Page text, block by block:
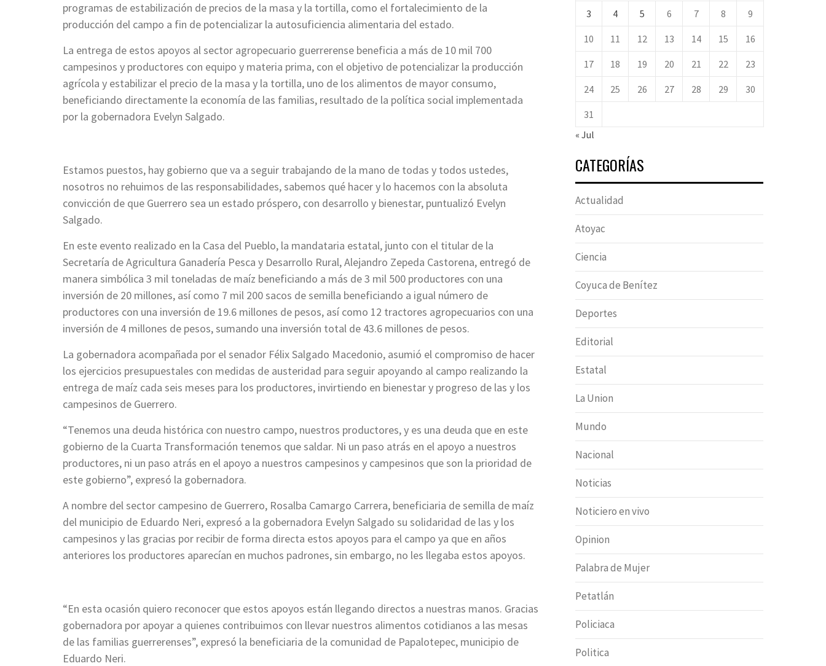
programas de estabilización de precios de la masa y la tortilla, como el fortalecimiento de la
producción del campo a fin de potencializar la autosuficiencia alimentaria del estado.
La entrega de estos apoyos al sector agropecuario guerrerense beneficia a más de 10 mil 700
campesinos y productores con equipo y materia prima, con el objetivo de potencializar la producción
agrícola y estabilizar el precio de la masa y la tortilla, uno de los alimentos de mayor consumo,
beneficiando directamente la economía de las familias, resultado de la política social implementada
por la gobernadora Evelyn Salgado.
Estamos puestos, hay gobierno que va a seguir trabajando de la mano de todas y todos ustedes,
nosotros no rehuimos de las responsabilidades, sabemos qué hacer y lo hacemos con la absoluta
convicción de que Guerrero sea un estado próspero, con desarrollo y bienestar, puntualizó Evelyn
Salgado.
En este evento realizado en la Casa del Pueblo, la mandataria estatal, junto con el titular de la
Secretaría de Agricultura Ganadería Pesca y Desarrollo Rural, Alejandro Zepeda Castorena, entregó de
manera simbólica 3 mil toneladas de maíz beneficiando a más de 3 mil 500 productores con una
inversión de 20 millones, así como 7 mil 200 sacos de semilla beneficiando a igual número de
productores con una inversión de 19.6 millones de pesos, así como 12 tractores agropecuarios con una
inversión de 4 millones de pesos, sumando una inversión total de 43.6 millones de pesos.
La gobernadora acompañada por el senador Félix Salgado Macedonio, asumió el compromiso de hacer
los ejercicios presupuestales con medidas de austeridad para seguir apoyando al campo realizando la
entrega de maíz cada seis meses para los productores, invirtiendo en bienestar y progreso de las y los
campesinos de Guerrero.
“Tenemos una deuda histórica con nuestro campo, nuestros productores, y es una deuda que en este
gobierno de la Cuarta Transformación tenemos que saldar. Ni un paso atrás en el apoyo a nuestros
productores, ni un paso atrás en el apoyo a nuestros campesinos y campesinos que son la prioridad de
este gobierno”, expresó la gobernadora.
A nombre del sector campesino de Guerrero, Rosalba Camargo Carrera, beneficiaria de semilla de maíz
del municipio de Eduardo Neri, expresó a la gobernadora Evelyn Salgado su solidaridad de las y los
campesinos y las gracias por recibir de forma directa estos apoyos para el campo ya que en años
anteriores los productores aparecían en muchos padrones, sin embargo, no les llegaba estos apoyos.
“En esta ocasión quiero reconocer que estos apoyos están llegando directos a nuestras manos. Gracias
gobernadora por apoyar a quienes contribuimos con llevar nuestros alimentos cotidianos a las mesas
de las familias guerrerenses”, expresó la beneficiaria de la comunidad de Papalotepec, municipio de
Eduardo Neri.
3 4 5 6 7 8 9
10 11 12 13 14 15 16
17 18 19 20 21 22 23
24 25 26 27 28 29 30
31
« Jul
CATEGORÍAS
Actualidad
Atoyac
Ciencia
Coyuca de Benítez
Deportes
Editorial
Estatal
La Union
Mundo
Nacional
Noticias
Noticiero en vivo
Opinion
Palabra de Mujer
Petatlán
Policiaca
Politica